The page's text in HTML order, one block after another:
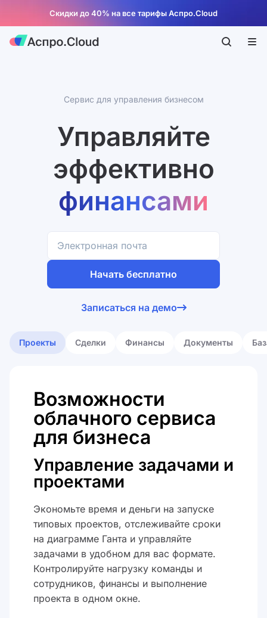
Скидки до 40% на все тарифы Аспро.Cloud
Сервис для управления бизнесом
Управляйте
эффективно
компанией
проектами
финансами
сделками
компанией
Начать бесплатно
соглашение
персональных данных
Записаться на демо
Проекты Сделки Финансы Документы
Возможности
облачного сервиса
для бизнеса
Управление задачами и
проектами
Экономьте время и деньги на запуске
типовых проектов, отслеживайте сроки
на диаграмме Ганта и управляйте
задачами в удобном для вас формате.
Контролируйте нагрузку команды и
сотрудников, финансы и выполнение
проекта в одном окне.